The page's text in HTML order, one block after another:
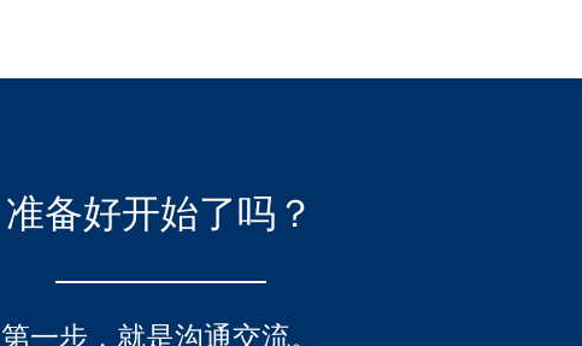
准备好开始了吗？